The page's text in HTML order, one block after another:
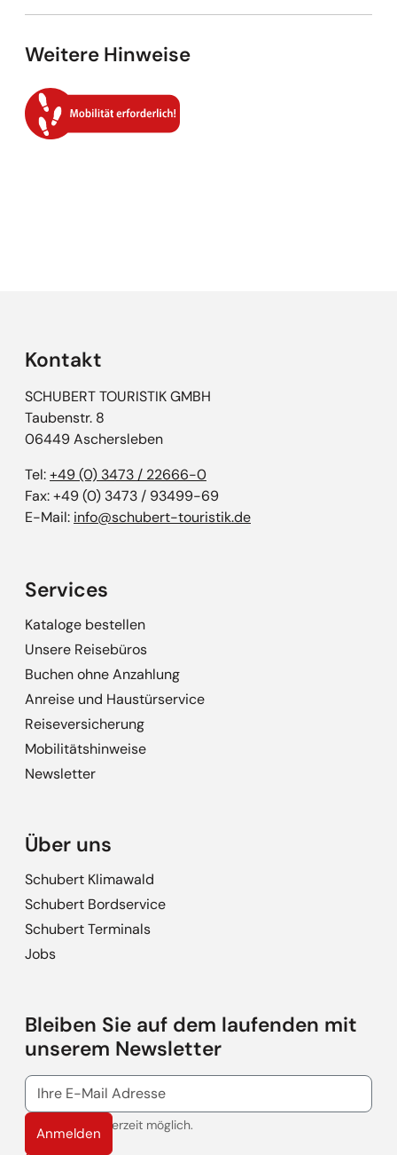
Weitere Hinweise
Kontakt
SCHUBERT TOURISTIK GMBH
Taubenstr. 8
06449 Aschersleben
Tel:+49 (0) 3473 / 22666-0
Fax: +49 (0) 3473 / 93499-69
E-Mail: info@schubert-touristik.de
Services
Kataloge bestellen
Unsere Reisebüros
Buchen ohne Anzahlung
Anreise und Haustürservice
Reiseversicherung
Mobilitätshinweise
Newsletter
Über uns
Schubert Klimawald
Schubert Bordservice
Schubert Terminals
Jobs
Bleiben Sie auf dem laufenden mit
unserem Newsletter
Anmelden
Abmeldung jederzeit möglich.